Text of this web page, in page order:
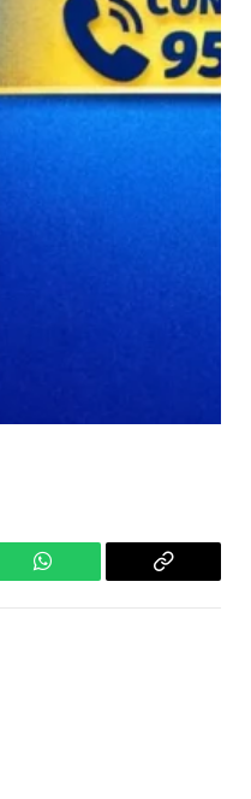
WhatsApp
Copy